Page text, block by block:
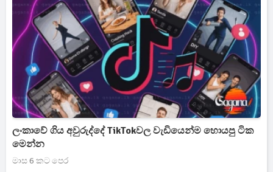
ලංකාවේ ගිය අවුරුද්දේ TikTokවල වැඩියෙන්ම හොයපු ටික
මෙන්න
මාස 6 කට පෙර